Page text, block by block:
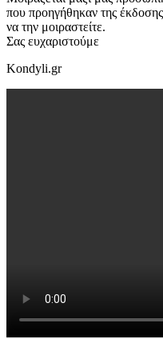
που προηγήθηκαν της
να την μοιραστείτε.
Σας ευχαριστούμε
Kondyli.gr